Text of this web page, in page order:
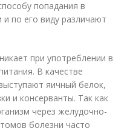
попадания в
по его виду различают
при употреблении в
В качестве
яичный белок,
и консерванты. Так как
через желудочно-
болезни часто